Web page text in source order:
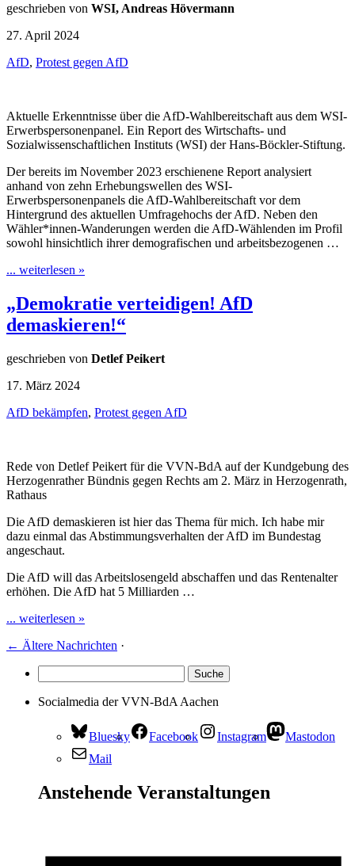
geschrieben von WSI, Andreas Hövermann
27. April 2024
AfD, Protest gegen AfD
Aktuelle Erkenntnisse über die AfD-Wahlbereitschaft aus dem WSI-
Erwerbspersonenpanel. Ein Report des Wirtschafts- und
Sozialwissenschaftlichen Instituts (WSI) der Hans-Böckler-Stiftung.
Der bereits im November 2023 erschienene Report analysiert
anhand von zehn Erhebungswellen des WSI-
Erwerbspersonenpanels die AfD-Wahlbereitschaft vor dem
Hintergrund des aktuellen Umfragehochs der AfD. Neben den
Wähler*innen-Wanderungen werden die AfD-Wählenden im Profil
sowohl hinsichtlich ihrer demografischen und arbeitsbezogenen …
... weiterlesen »
„Demokratie verteidigen! AfD
demaskieren!“
geschrieben von Detlef Peikert
17. März 2024
AfD bekämpfen, Protest gegen AfD
Rede von Detlef Peikert für die VVN-BdA auf der Kundgebung des
Herzogenrather Bündnis gegen Rechts am 2. März in Herzogenrath,
Rathaus
Die AfD demaskieren ist hier das Thema für mich. Ich habe mir
dazu einmal das Abstimmungsverhalten der AfD im Bundestag
angeschaut.
Die AfD will das Arbeitslosengeld abschaffen und das Rentenalter
erhöhen. Die AfD hat 5 Milliarden …
... weiterlesen »
← Ältere Nachrichten ·
Socialmedia der VVN-BdA Aachen
Bluesky Facebook Instagram
Mastodon
Mail
Anstehende Veranstaltungen